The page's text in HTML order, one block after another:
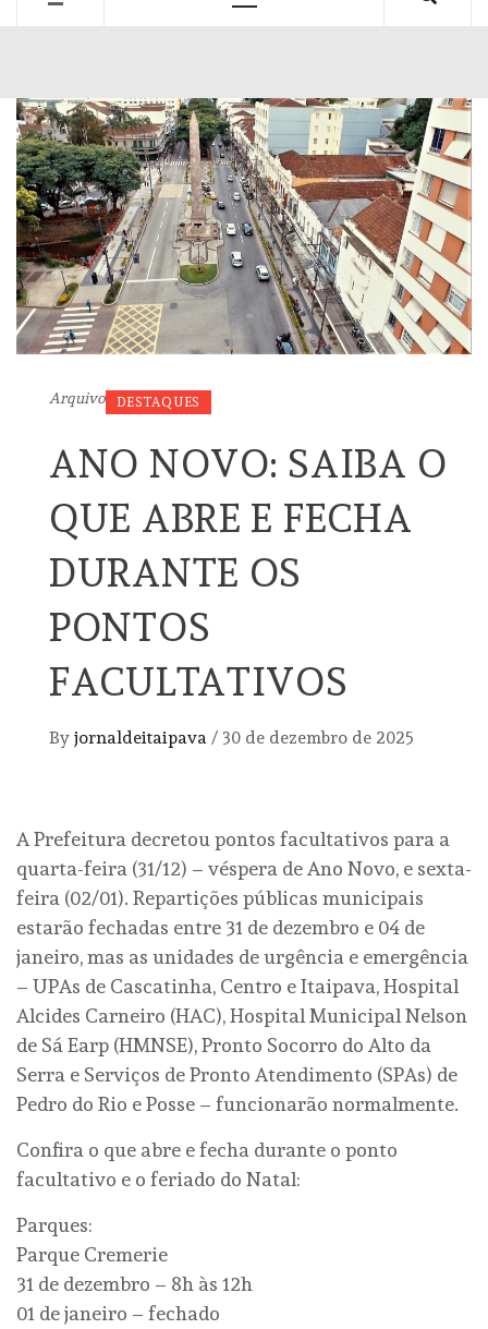
Arquivo DESTAQUES
ANO NOVO: SAIBA O
QUE ABRE E FECHA
DURANTE OS
PONTOS
FACULTATIVOS
By jornaldeitaipava / 30 de dezembro de 2025
A Prefeitura decretou pontos facultativos para a
quarta-feira (31/12) – véspera de Ano Novo, e sexta-
feira (02/01). Repartições públicas municipais
estarão fechadas entre 31 de dezembro e 04 de
janeiro, mas as unidades de urgência e emergência
– UPAs de Cascatinha, Centro e Itaipava, Hospital
Alcides Carneiro (HAC), Hospital Municipal Nelson
de Sá Earp (HMNSE), Pronto Socorro do Alto da
Serra e Serviços de Pronto Atendimento (SPAs) de
Pedro do Rio e Posse – funcionarão normalmente.
Confira o que abre e fecha durante o ponto
facultativo e o feriado do Natal:
Parques:
Parque Cremerie
31 de dezembro – 8h às 12h
01 de janeiro – fechado